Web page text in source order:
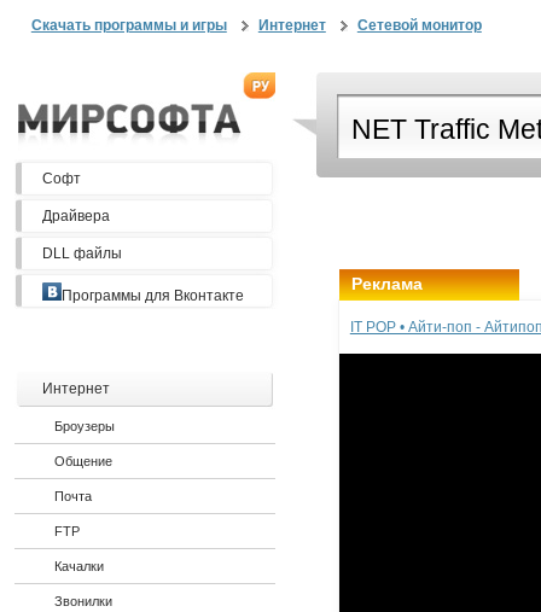
Скачать программы и игры Интернет Сетевой монитор
Софт
Драйвера
DLL файлы
Программы для Вконтакте
Интернет
Броузеры
Общение
Почта
FTP
Качалки
Звонилки
Реклама
IT POP • Айти-поп -